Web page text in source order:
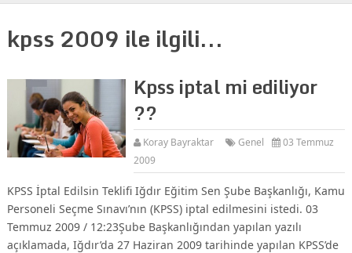
kpss 2009 ile ilgili...
Kpss iptal mi ediliyor
??
Koray Bayraktar Genel
03 Temmuz
2009
KPSS İptal Edilsin Teklifi Iğdır Eğitim Sen Şube Başkanlığı, Kamu
Personeli Seçme Sınavı’nın (KPSS) iptal edilmesini istedi. 03
Temmuz 2009 / 12:23Şube Başkanlığından yapılan yazılı
açıklamada, Iğdır’da 27 Haziran 2009 tarihinde yapılan KPSS’de